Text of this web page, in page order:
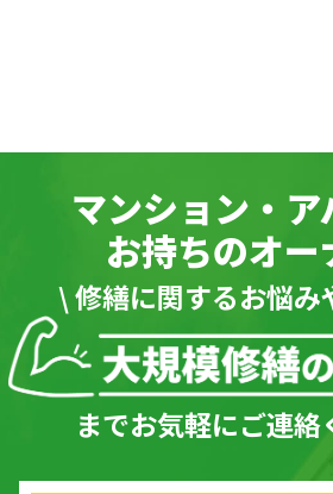
マンション・ア
お持ちのオー
\ 修繕に関するお悩み
までお気軽にご連絡